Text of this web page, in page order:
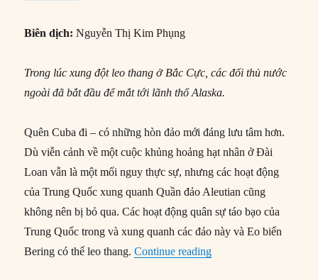
Biên dịch: Nguyễn Thị Kim Phụng
Trong lúc xung đột leo thang ở Bắc Cực, các đối thủ nước
ngoài đã bắt đầu để mắt tới lãnh thổ Alaska.
Quên Cuba đi – có những hòn đảo mới đáng lưu tâm hơn.
Dù viễn cảnh về một cuộc khủng hoảng hạt nhân ở Đài
Loan vẫn là một mối nguy thực sự, nhưng các hoạt động
của Trung Quốc xung quanh Quần đảo Aleutian cũng
không nên bị bỏ qua. Các hoạt động quân sự táo bạo của
Trung Quốc trong và xung quanh các đảo này và Eo biển
Bering có thể leo thang.Continue reading“Thay vì Greenland,